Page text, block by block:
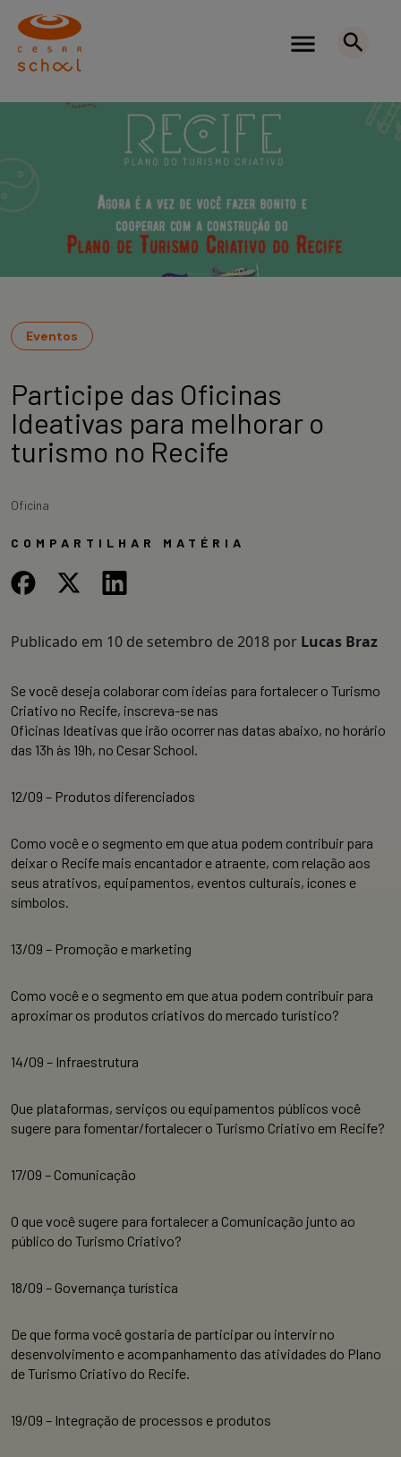
Eventos
Participe das Oficinas
Ideativas para melhorar o
turismo no Recife
Oficina
COMPARTILHAR MATÉRIA
Publicado em 10 de setembro de 2018 por Lucas Braz
Se você deseja colaborar com ideias para fortalecer o Turismo
Criativo no Recife, inscreva-se nas
Oficinas Ideativas que irão ocorrer nas datas abaixo, no horário
das 13h às 19h, no Cesar School.
12/09 – Produtos diferenciados
Como você e o segmento em que atua podem contribuir para
deixar o Recife mais encantador e atraente, com relação aos
seus atrativos, equipamentos, eventos culturais, ícones e
símbolos.
13/09 – Promoção e marketing
Como você e o segmento em que atua podem contribuir para
aproximar os produtos criativos do mercado turístico?
14/09 – Infraestrutura
Que plataformas, serviços ou equipamentos públicos você
sugere para fomentar/fortalecer o Turismo Criativo em Recife?
17/09 – Comunicação
O que você sugere para fortalecer a Comunicação junto ao
público do Turismo Criativo?
18/09 – Governança turística
De que forma você gostaria de participar ou intervir no
desenvolvimento e acompanhamento das atividades do Plano
de Turismo Criativo do Recife.
19/09 – Integração de processos e produtos